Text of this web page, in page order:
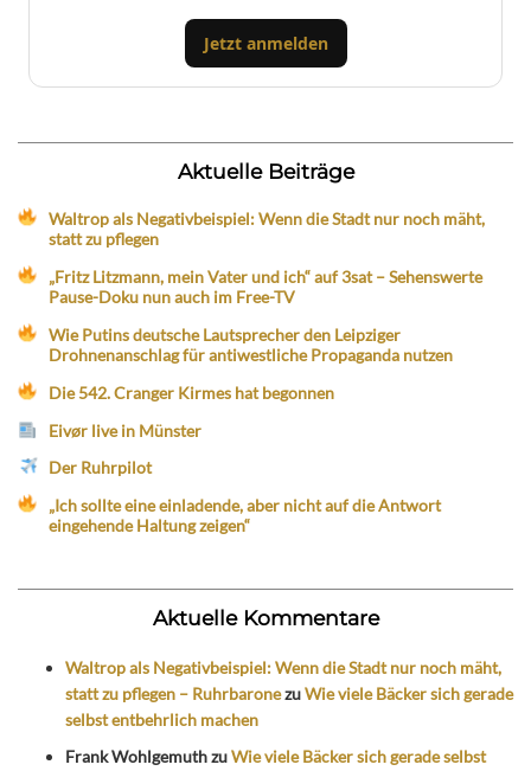
Jetzt anmelden
Aktuelle Beiträge
Waltrop als Negativbeispiel: Wenn die Stadt nur noch mäht,
statt zu pflegen
„Fritz Litzmann, mein Vater und ich“ auf 3sat – Sehenswerte
Pause-Doku nun auch im Free-TV
Wie Putins deutsche Lautsprecher den Leipziger
Drohnenanschlag für antiwestliche Propaganda nutzen
Die 542. Cranger Kirmes hat begonnen
Eivør live in Münster
Der Ruhrpilot
„Ich sollte eine einladende, aber nicht auf die Antwort
eingehende Haltung zeigen“
Aktuelle Kommentare
Waltrop als Negativbeispiel: Wenn die Stadt nur noch mäht,
statt zu pflegen – RuhrbaronezuWie viele Bäcker sich gerade
selbst entbehrlich machen
Frank WohlgemuthzuWie viele Bäcker sich gerade selbst